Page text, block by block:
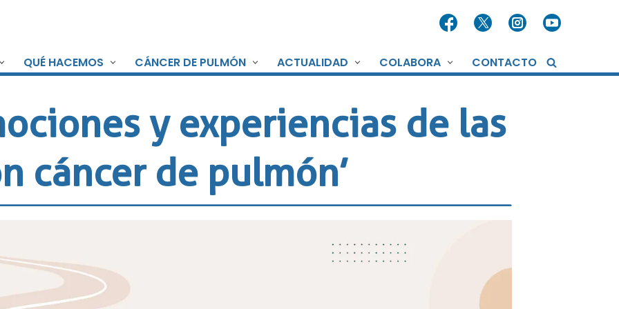
QUÉ HACEMOS CÁNCER DE PULMÓN ACTUALIDAD COLABORA CONTACTO
y experiencias de las
cáncer de pulmón’